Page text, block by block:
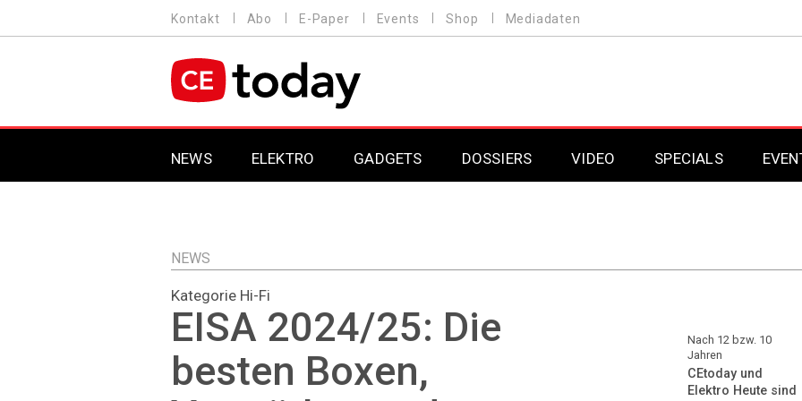
zum
MENU
Kontakt Abo E-Paper Events Shop Mediadaten
MAIN NAVIGATION
NEWS ELEKTRO GADGETS DOSSIERS
DAB+
VIDEO SPECIALS
Professional AV &
Professional AV &
NEWS
Kategorie Hi-Fi
EISA 2024/25: Die
besten Boxen,
Nach 12 bzw. 10
Jahren
CEtoday und
Elektro Heute sind